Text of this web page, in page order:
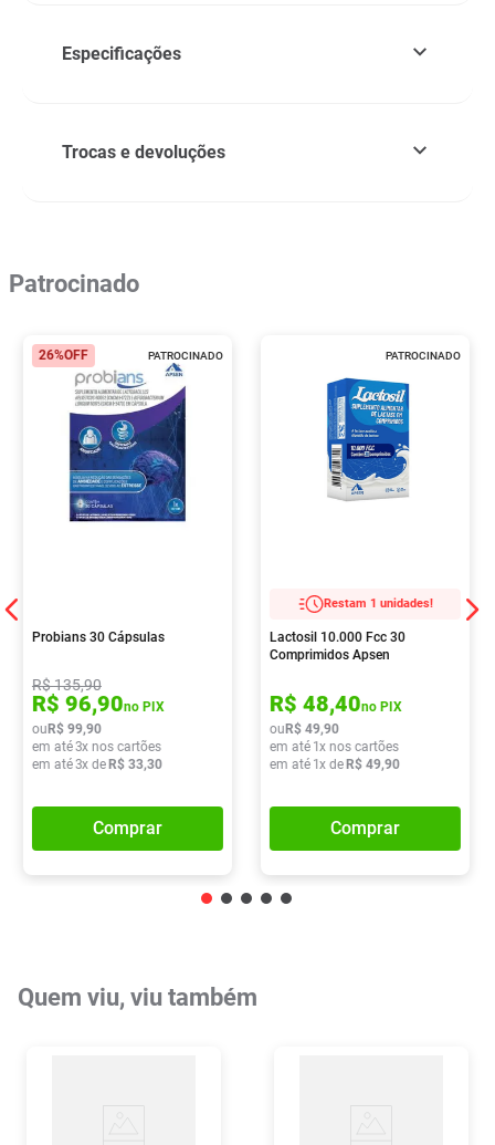
Especificações
Trocas e devoluções
Patrocinado
PATROCINADO
26%OFF
Probians 30 Cápsulas
R$135,90
R$ 96,90no PIX
ou R$ 99,90
em até3x nos cartões
em até3x de R$ 33,30
Comprar
PATROCINADO
Restam 1 unidades!
Lactosil 10.000 Fcc 30
Comprimidos Apsen
R$ 48,40no PIX
ou R$ 49,90
em até 1x nos cartões
em até 1x de R$ 49,90
Comprar
Quem viu, viu também